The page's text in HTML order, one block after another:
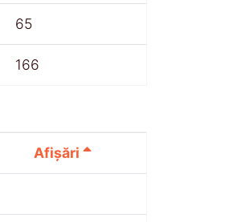
65
166
Afișări